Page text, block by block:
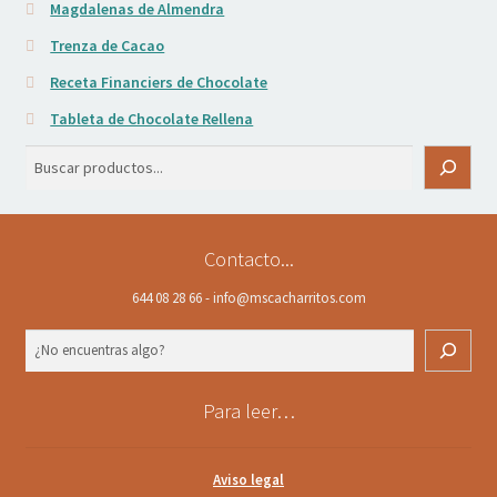
Magdalenas de Almendra
Trenza de Cacao
Receta Financiers de Chocolate
Tableta de Chocolate Rellena
Contacto...
644 08 28 66 - info@mscacharritos.com
Para leer…
Aviso legal